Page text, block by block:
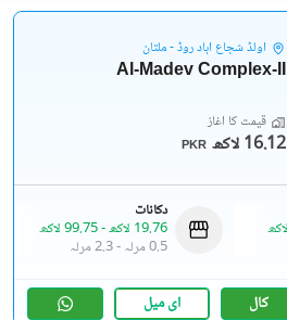
اولڈ شجاع آباد روڈ - ملتان
Al-Madev Complex-II
قیمت کا آغاز
PKR 16.12 لاکھ
دکانات
19.76 لاکھ
-99.75 لاکھ
0.5 مرلہ
-2.3 مرلہ
کال ای میل